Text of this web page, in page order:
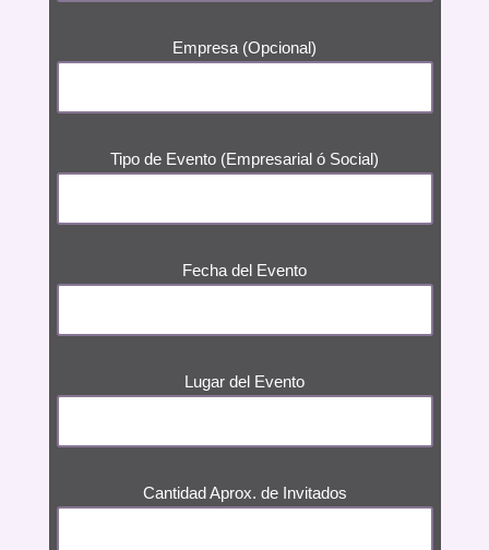
Empresa (Opcional)
Tipo de Evento (Empresarial ó Social)
Fecha del Evento
Lugar del Evento
Cantidad Aprox. de Invitados